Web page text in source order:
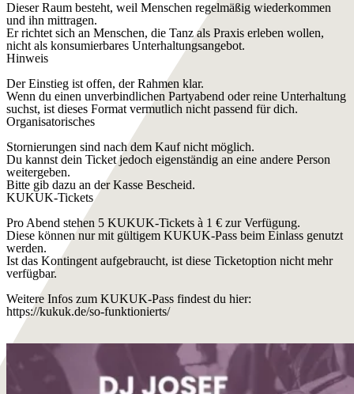
Dieser Raum besteht, weil Menschen regelmäßig wiederkommen
und ihn mittragen.
Er richtet sich an Menschen, die Tanz als Praxis erleben wollen,
nicht als konsumierbares Unterhaltungsangebot.
Hinweis
Der Einstieg ist offen, der Rahmen klar.
Wenn du einen unverbindlichen Partyabend oder reine Unterhaltung
suchst, ist dieses Format vermutlich nicht passend für dich.
Organisatorisches
Stornierungen sind nach dem Kauf nicht möglich.
Du kannst dein Ticket jedoch eigenständig an eine andere Person
weitergeben.
Bitte gib dazu an der Kasse Bescheid.
KUKUK-Tickets
Pro Abend stehen 5 KUKUK-Tickets à 1 € zur Verfügung.
Diese können nur mit gültigem KUKUK-Pass beim Einlass genutzt
werden.
Ist das Kontingent aufgebraucht, ist diese Ticketoption nicht mehr
verfügbar.
Weitere Infos zum KUKUK-Pass findest du hier:
https://kukuk.de/so-funktionierts/